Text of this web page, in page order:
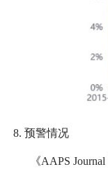
8.预警情况
《AAPS Journal